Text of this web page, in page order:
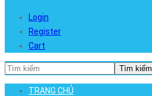
Login
Register
Cart
Tìm kiếm
TRANG CHỦ